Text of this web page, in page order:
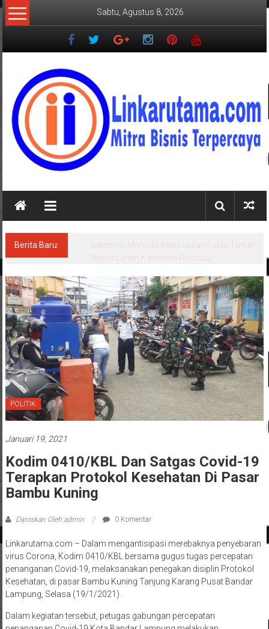
Lompat
ke
Sabtu, Agustus 8, 2026
LINKARUTAMA.COM
Mitra
Terpercaya
Berita Baru:
Sekdprov Marindo Meluruskan Fakta Terkait
Status Lahan Kawasan Ryacudu
POLITIK
Januari 19, 2021
Kodim 0410/KBL Dan Satgas Covid-19
Terapkan Protokol Kesehatan Di Pasar
Bambu Kuning
Diposkan Oleh:admin 0 Komentar
Linkarutama.com – Dalam mengantisipasi merebaknya penyebaran
virus Corona, Kodim 0410/KBL bersama gugus tugas percepatan
penanganan Covid-19, melaksanakan penegakan disiplin Protokol
Kesehatan, di pasar Bambu Kuning Tanjung Karang Pusat Bandar
Lampung, Selasa (19/1/2021).
Dalam kegiatan tersebut, petugas gabungan percepatan